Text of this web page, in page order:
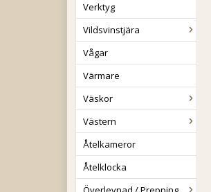
Verktyg
Vildsvinstjära
Vågar
Värmare
Väskor
Västern
Åtelkameror
Åtelklocka